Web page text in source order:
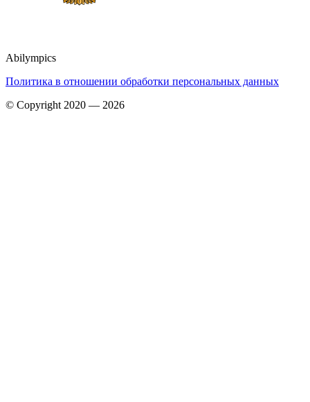
Abilympics
Политика в отношении обработки персональных данных
© Copyright 2020 — 2026